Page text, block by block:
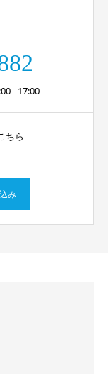
- 17:00
ちら
み